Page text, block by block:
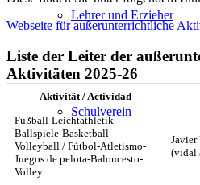
Lehrer und Erzieher
Schulverein
Webseite für außerunterrichtliche
Liste der Leiter der
Aktivitäten 2025-26
Aktivität / Actividad
Fußball-Leichtathletik-
Ballspiele-Basketball-
Volleyball / Fútbol-Atletismo-
Juegos de pelota-Baloncesto-
Volley
Javier